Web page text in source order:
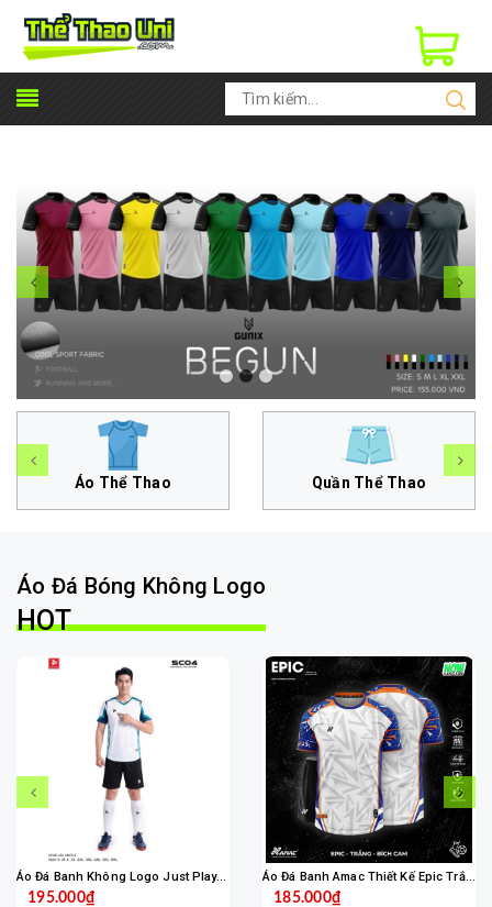
Áo Thể Thao Quần Thể Thao
Áo Đá Bóng Không Logo
HOT
Áo Đá Banh Không Logo Just Play SC04 - Trắng
195.000₫
Áo Đá Banh Amac Thiết Kế Epic Trắng Bích
185.000₫